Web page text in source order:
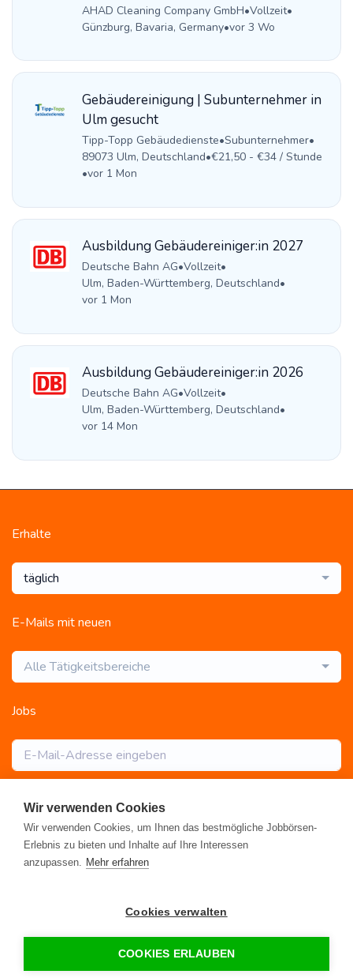
AHAD Cleaning Company GmbH•Vollzeit•
Günzburg, Bavaria, Germany•vor 3 Wo
Gebäudereinigung | Subunternehmer in
Ulm gesucht
Tipp-Topp Gebäudedienste•Subunternehmer•
89073 Ulm, Deutschland•€21,50 - €34 / Stunde
•vor 1 Mon
Ausbildung Gebäudereiniger:in 2027
Deutsche Bahn AG•Vollzeit•
Ulm, Baden-Württemberg, Deutschland•
vor 1 Mon
Ausbildung Gebäudereiniger:in 2026
Deutsche Bahn AG•Vollzeit•
Ulm, Baden-Württemberg, Deutschland•
vor 14 Mon
Erhalte
täglich
E-Mails mit neuen
Alle Tätigkeitsbereiche
Jobs
Abonnieren
Alle Jobs Blog Rahmen- und Lohntarifvertrag
Datenschutz•FAQ•Impressum
© 2026 www.gebaeudereinigung.com - ein Projekt der Saubere
Portale GmbH
Wir verwenden Cookies
Wir verwenden Cookies, um Ihnen das bestmögliche Jobbörsen-
Erlebnis zu bieten und Inhalte auf Ihre Interessen
anzupassen. Mehr erfahren
Cookies verwalten
COOKIES ERLAUBEN